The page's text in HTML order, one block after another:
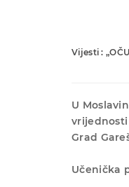
Vijesti :
U
Grad
Učenička